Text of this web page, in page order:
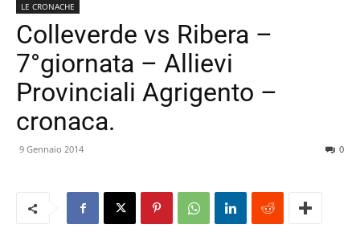
LE CRONACHE
Colleverde vs Ribera –
7°giornata – Allievi
Provinciali Agrigento –
cronaca.
9 Gennaio 2014 0